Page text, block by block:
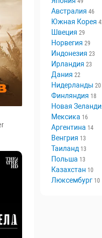
Китай 51
Индия 49
Япония 49
Австралия
Южная Корея
Швеция 29
Норвегия 29
Индонезия
Ирландия 23
Дания 22
Нидерланды 20
Финляндия
Новая Зеландия
Мексика 16
Аргентина
Венгрия 13
Таиланд 13
Польша 13